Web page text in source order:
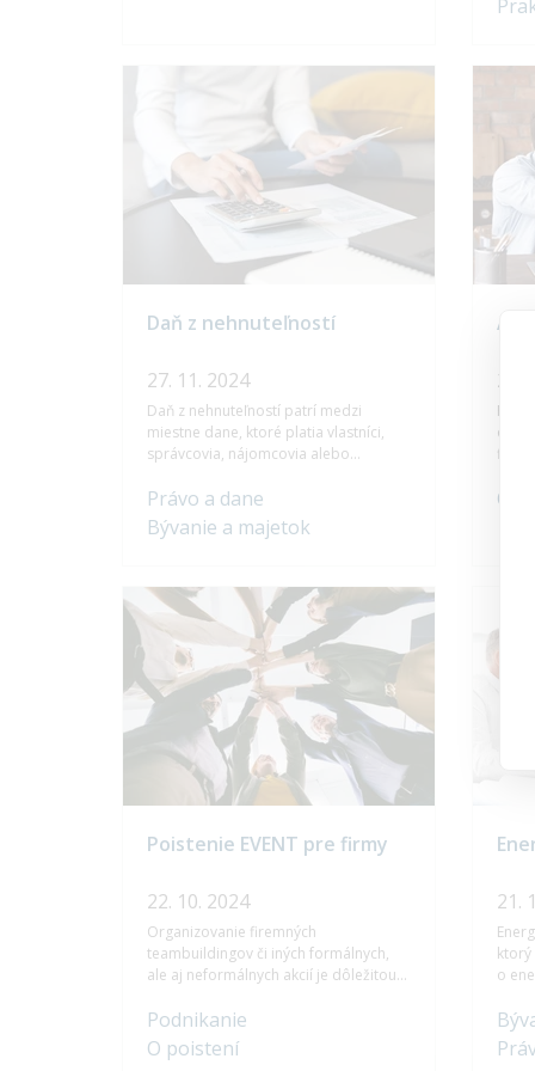
Daň z nehnuteľností
27. 11. 2024
Daň z nehnuteľností patrí medzi
miestne dane, ktoré platia vlastníci,
správcovia, nájomcovia alebo
Zákon č. 582/2004 Z.z. o miestnych
daniach a miestnom poplatku za
komunálne odpady a drobné
obec, na území ktorej sa nehnuteľnosť
nachádza.
Právo a dane
Bývanie a majetok
24.
O
Poistenie EVENT pre firmy
22. 10. 2024
Organizovanie firemných
teambuildingov či iných formálnych,
ale aj neformálnych akcií je dôležitou
takýchto akciách sa však z času na čas
pritrafia aj nepredvídateľné situácie,
ktoré by mohli ohroziť nielen priebeh
Podnikanie
O poistení
21.
o